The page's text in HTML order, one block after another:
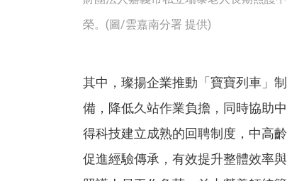
榮。(圖/雲嘉南分署 提供)
其中，璨揚企業推動「寶寶列車」
備，降低久站作業負擔，同時協助
得科技建立成熟的回聘制度，中高
促進經驗傳承，有效提升整體效率